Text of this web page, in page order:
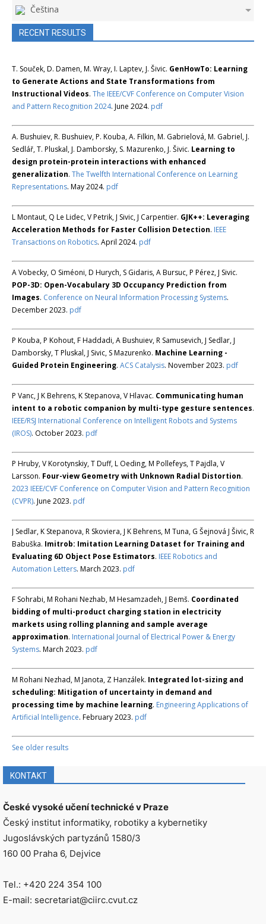
Čeština
RECENT RESULTS
T. Souček, D. Damen, M. Wray, I. Laptev, J. Šivic. GenHowTo: Learning
to Generate Actions and State Transformations from
Instructional Videos. The IEEE/CVF Conference on Computer Vision
and Pattern Recognition 2024. June 2024. pdf
A. Bushuiev, R. Bushuiev, P. Kouba, A. Filkin, M. Gabrielová, M. Gabriel, J.
Sedlář, T. Pluskal, J. Damborsky, S. Mazurenko, J. Šivic. Learning to
design protein-protein interactions with enhanced
generalization. The Twelfth International Conference on Learning
Representations. May 2024. pdf
L Montaut, Q Le Lidec, V Petrik, J Sivic, J Carpentier. GJK++: Leveraging
Acceleration Methods for Faster Collision Detection. IEEE
Transactions on Robotics. April 2024. pdf
A Vobecky, O Siméoni, D Hurych, S Gidaris, A Bursuc, P Pérez, J Sivic.
POP-3D: Open-Vocabulary 3D Occupancy Prediction from
Images. Conference on Neural Information Processing Systems.
December 2023. pdf
P Kouba, P Kohout, F Haddadi, A Bushuiev, R Samusevich, J Sedlar, J
Damborsky, T Pluskal, J Sivic, S Mazurenko. Machine Learning -
Guided Protein Engineering. ACS Catalysis. November 2023. pdf
P Vanc, J K Behrens, K Stepanova, V Hlavac. Communicating human
intent to a robotic companion by multi-type gesture sentences.
IEEE/RSJ International Conference on Intelligent Robots and Systems
(IROS). October 2023. pdf
P Hruby, V Korotynskiy, T Duff, L Oeding, M Pollefeys, T Pajdla, V
Larsson. Four-view Geometry with Unknown Radial Distortion.
2023 IEEE/CVF Conference on Computer Vision and Pattern Recognition
(CVPR). June 2023. pdf
J Sedlar, K Stepanova, R Skoviera, J K Behrens, M Tuna, G Šejnová J Šivic, R
Babuška. Imitrob: Imitation Learning Dataset for Training and
Evaluating 6D Object Pose Estimators. IEEE Robotics and
Automation Letters. March 2023. pdf
F Sohrabi, M Rohani Nezhab, M Hesamzadeh, J Bemš. Coordinated
bidding of multi-product charging station in electricity
markets using rolling planning and sample average
approximation. International Journal of Electrical Power & Energy
Systems. March 2023. pdf
M Rohani Nezhad, M Janota, Z Hanzálek. Integrated lot-sizing and
scheduling: Mitigation of uncertainty in demand and
processing time by machine learning. Engineering Applications of
Artificial Intelligence. February 2023. pdf
See older results
KONTAKT
České vysoké učení technické v Praze
Český institut informatiky, robotiky a kybernetiky
Jugoslávských partyzánů 1580/3
160 00 Praha 6, Dejvice
Tel.: +420 224 354 100
E-mail: secretariat@ciirc.cvut.cz